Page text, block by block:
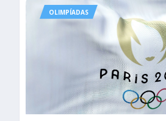
OLIMPÍADAS